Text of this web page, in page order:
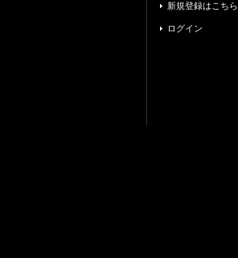
新規登録はこちら
ログイン